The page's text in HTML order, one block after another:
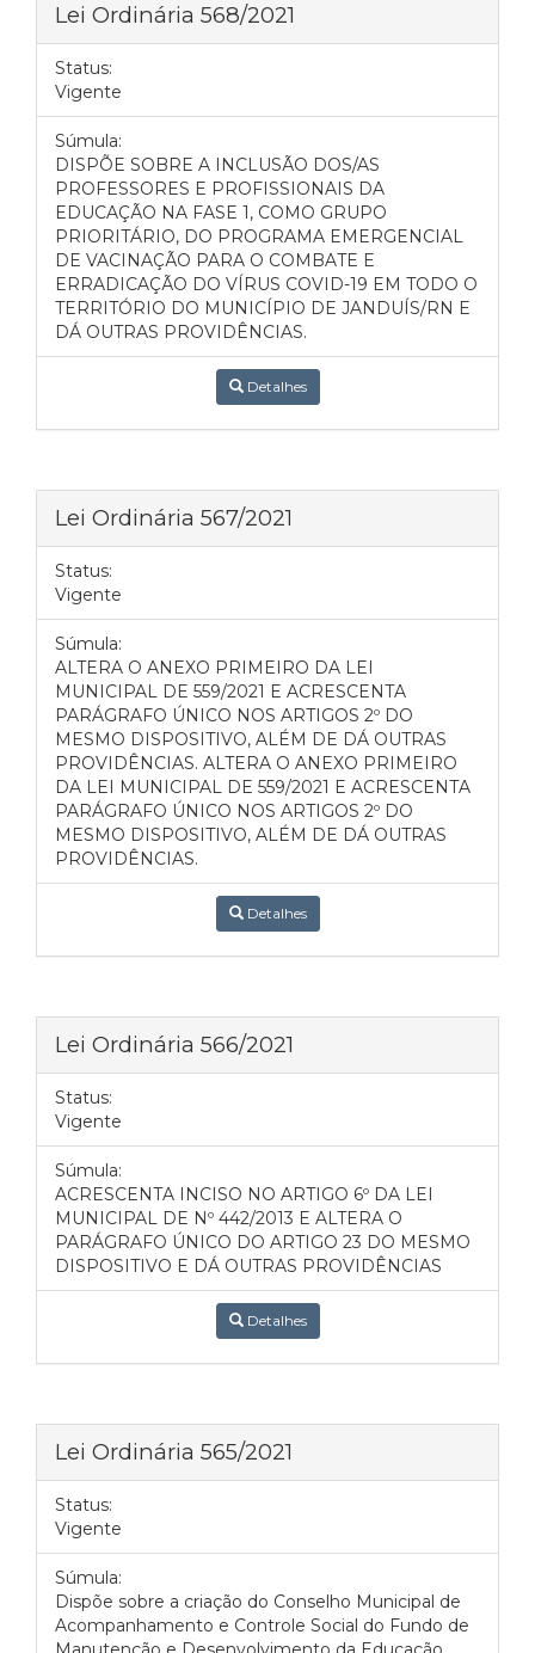
Lei Ordinária 568/2021
Status:
Vigente
Súmula:
DISPÕE SOBRE A INCLUSÃO DOS/AS
PROFESSORES E PROFISSIONAIS DA
EDUCAÇÃO NA FASE 1, COMO GRUPO
PRIORITÁRIO, DO PROGRAMA EMERGENCIAL
DE VACINAÇÃO PARA O COMBATE E
ERRADICAÇÃO DO VÍRUS COVID-19 EM TODO O
TERRITÓRIO DO MUNICÍPIO DE JANDUÍS/RN E
DÁ OUTRAS PROVIDÊNCIAS.
Detalhes
Lei Ordinária 567/2021
Status:
Vigente
Súmula:
ALTERA O ANEXO PRIMEIRO DA LEI
MUNICIPAL DE 559/2021 E ACRESCENTA
PARÁGRAFO ÚNICO NOS ARTIGOS 2º DO
MESMO DISPOSITIVO, ALÉM DE DÁ OUTRAS
PROVIDÊNCIAS. ALTERA O ANEXO PRIMEIRO
DA LEI MUNICIPAL DE 559/2021 E ACRESCENTA
PARÁGRAFO ÚNICO NOS ARTIGOS 2º DO
MESMO DISPOSITIVO, ALÉM DE DÁ OUTRAS
PROVIDÊNCIAS.
Detalhes
Lei Ordinária 566/2021
Status:
Vigente
Súmula:
ACRESCENTA INCISO NO ARTIGO 6º DA LEI
MUNICIPAL DE Nº 442/2013 E ALTERA O
PARÁGRAFO ÚNICO DO ARTIGO 23 DO MESMO
DISPOSITIVO E DÁ OUTRAS PROVIDÊNCIAS
Detalhes
Lei Ordinária 565/2021
Status:
Vigente
Súmula:
Dispõe sobre a criação do Conselho Municipal de
Acompanhamento e Controle Social do Fundo de